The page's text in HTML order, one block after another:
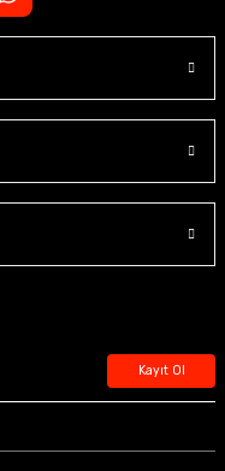
Kayıt Ol